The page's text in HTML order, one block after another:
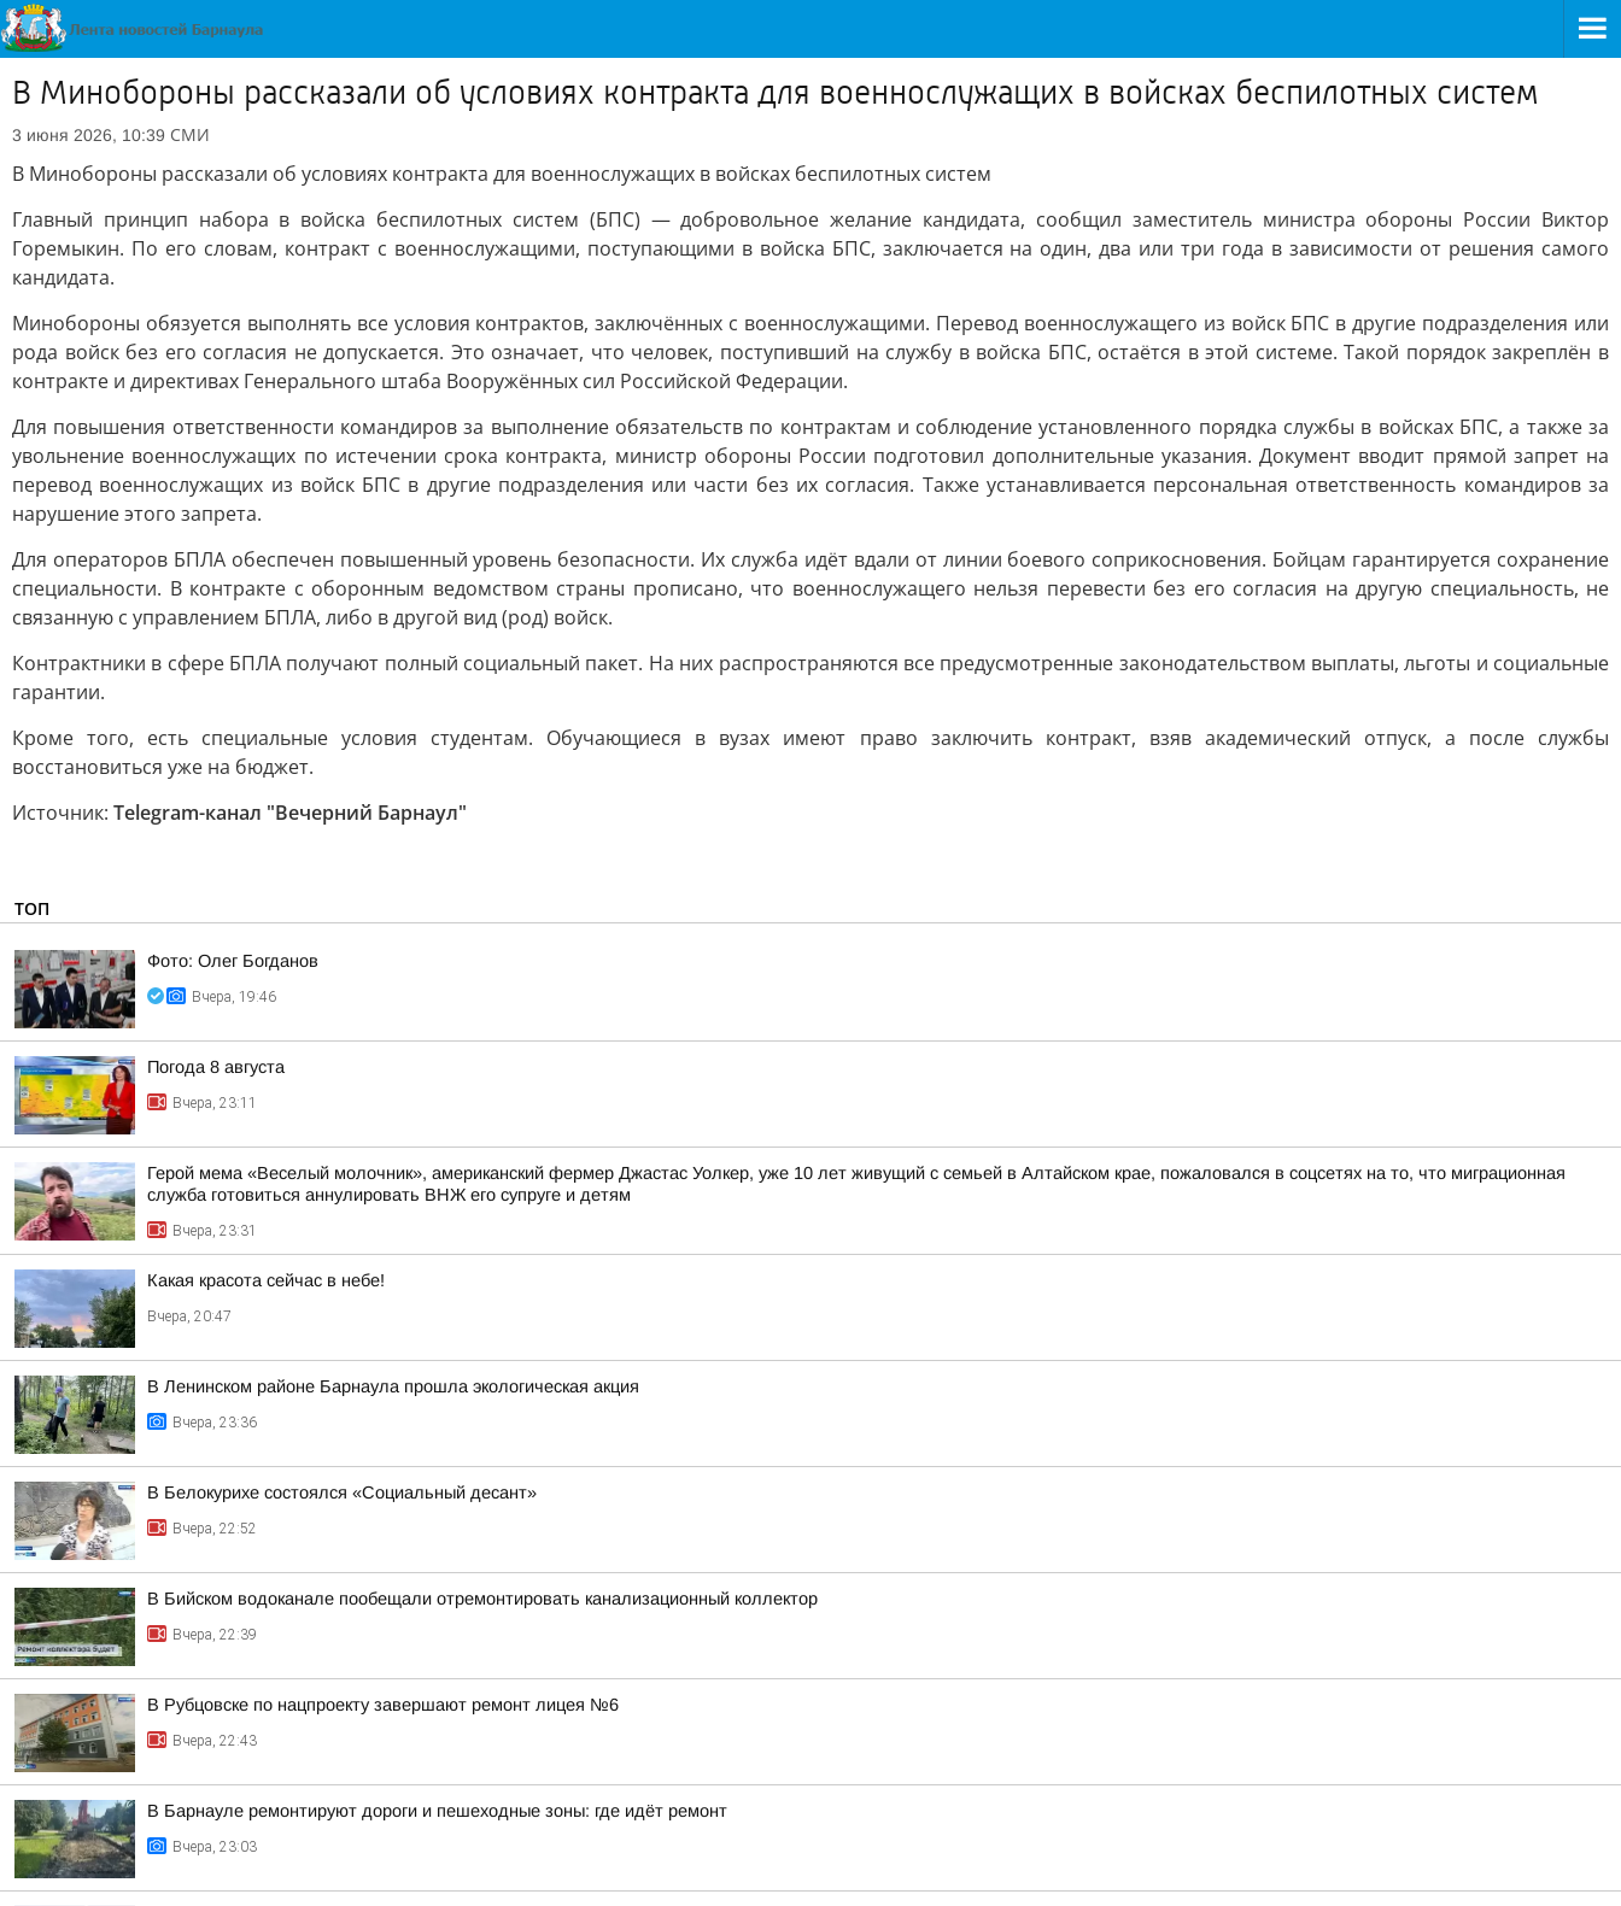
В Минобороны рассказали об условиях контракта для военнослужащих в войсках беспилотных систем
3 июня 2026, 10:39 СМИ
В Минобороны рассказали об условиях контракта для военнослужащих в войсках беспилотных систем
Главный принцип набора в войска беспилотных систем (БПС) — добровольное желание кандидата, сообщил заместитель министра обороны России Виктор
Горемыкин. По его словам, контракт с военнослужащими, поступающими в войска БПС, заключается на один, два или три года в зависимости от решения самого
кандидата.
Минобороны обязуется выполнять все условия контрактов, заключённых с военнослужащими. Перевод военнослужащего из войск БПС в другие подразделения или
рода войск без его согласия не допускается. Это означает, что человек, поступивший на службу в войска БПС, остаётся в этой системе. Такой порядок закреплён в
контракте и директивах Генерального штаба Вооружённых сил Российской Федерации.
Для повышения ответственности командиров за выполнение обязательств по контрактам и соблюдение установленного порядка службы в войсках БПС, а также за
увольнение военнослужащих по истечении срока контракта, министр обороны России подготовил дополнительные указания. Документ вводит прямой запрет на
перевод военнослужащих из войск БПС в другие подразделения или части без их согласия. Также устанавливается персональная ответственность командиров за
нарушение этого запрета.
Для операторов БПЛА обеспечен повышенный уровень безопасности. Их служба идёт вдали от линии боевого соприкосновения. Бойцам гарантируется сохранение
специальности. В контракте с оборонным ведомством страны прописано, что военнослужащего нельзя перевести без его согласия на другую специальность, не
связанную с управлением БПЛА, либо в другой вид (род) войск.
Контрактники в сфере БПЛА получают полный социальный пакет. На них распространяются все предусмотренные законодательством выплаты, льготы и социальные
гарантии.
Кроме того, есть специальные условия студентам. Обучающиеся в вузах имеют право заключить контракт, взяв академический отпуск, а после службы
восстановиться уже на бюджет.
Источник: Telegram-канал "Вечерний Барнаул"
ТОП
Фото: Олег Богданов
Вчера, 19:46
Погода 8 августа
Вчера, 23:11
Герой мема «Веселый молочник», американский фермер Джастас Уолкер, уже 10 лет живущий с семьей в Алтайском крае, пожаловался в соцсетях на то, что миграционная
служба готовиться аннулировать ВНЖ его супруге и детям
Вчера, 23:31
Какая красота сейчас в небе!
Вчера, 20:47
В Ленинском районе Барнаула прошла экологическая акция
Вчера, 23:36
В Белокурихе состоялся «Социальный десант»
Вчера, 22:52
В Бийском водоканале пообещали отремонтировать канализационный коллектор
Вчера, 22:39
В Рубцовске по нацпроекту завершают ремонт лицея №6
Вчера, 22:43
В Барнауле ремонтируют дороги и пешеходные зоны: где идёт ремонт
Вчера, 23:03